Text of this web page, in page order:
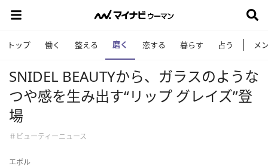
トップ 働く 整える 磨く 恋する 暮らす 占う メ
SNIDEL BEAUTYから、ガラスのような
つや感を生み出す“リップ グレイズ”登
場
＃ビューティーニュース
エボル